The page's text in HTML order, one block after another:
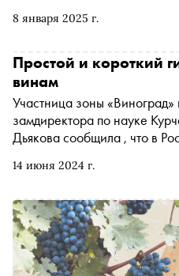
8 января 2025 г.
14 июня 2024 г.
Простой и короткий
винам
Участница зоны
замдиректора по науке
Дьякова сообщила , что в России создадут научно-
винограда. Чтобы не
тихим сухим автохтонным
рекомендациями пейринга